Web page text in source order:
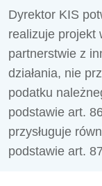
Dyrektor KIS
realizuje projekt
partnerstwie z
działania, nie
podatku
podstawie art.
przysługuje
podstawie art.